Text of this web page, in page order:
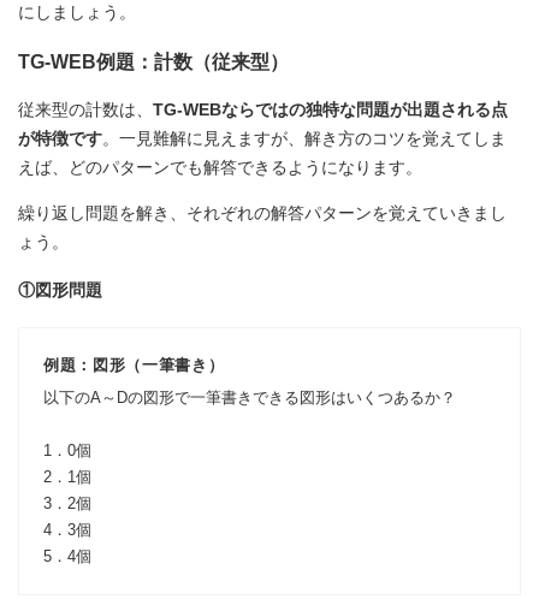
にしましょう。
TG-WEB例題：計数（従来型）
従来型の計数は、 TG-WEBならではの独特な問題が出題される点
が特徴です。一見難解に見えますが、解き方のコツを覚えてしま
えば、どのパターンでも解答できるようになります。
繰り返し問題を解き、それぞれの解答パターンを覚えていきまし
ょう。
①図形問題
例題：図形（一筆書き）
以下のA～Dの図形で一筆書きできる図形はいくつあるか？
1．0個
2．1個
3．2個
4．3個
5．4個